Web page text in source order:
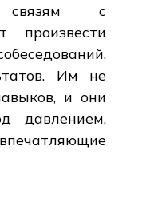
связям с
произвести
Им не
и они
давлением,